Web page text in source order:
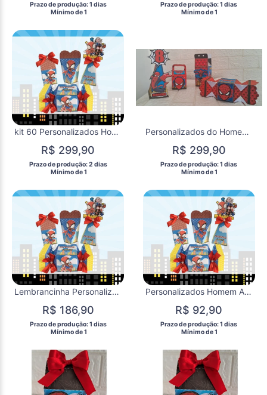
Prazo de produção: 1 dias
  Mínimo de 1
Prazo de produção: 1 dias
  Mínimo de 1
kit 60 Personalizados Homem Aranha Lembrancinha Aniversário
R$ 299,90
Prazo de produção: 2 dias
  Mínimo de 1
Personalizados do Homem Aranha Caixinhas Lembrancinhas
R$ 299,90
Prazo de produção: 1 dias
  Mínimo de 1
Lembrancinha Personalizada do Homem Aranha Kit Festa
R$ 186,90
Prazo de produção: 1 dias
  Mínimo de 1
Personalizados Homem Aranha
R$ 92,90
Prazo de produção: 1 dias
  Mínimo de 1